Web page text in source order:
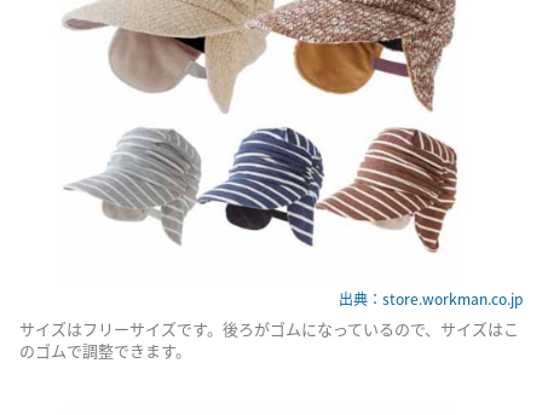
出典：store.workman.co.jp
サイズはフリーサイズです。後ろがゴムになっているので、サイズはこ
のゴムで調整できます。